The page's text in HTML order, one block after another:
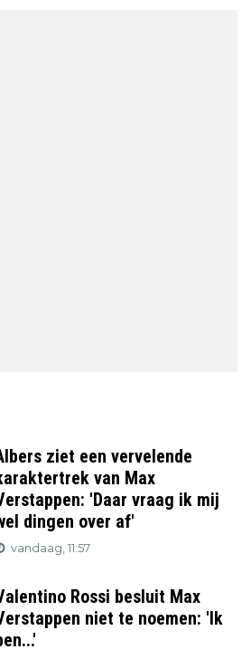
ziet een vervelende
van Max
'Daar vraag ik mij
dingen over af'
vandaag, 11:57
Rossi besluit Max
niet te noemen: 'Ik